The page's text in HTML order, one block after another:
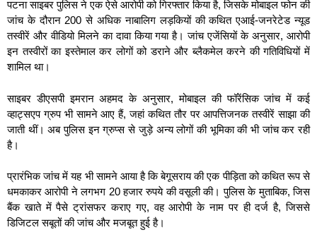
पटना साइबर पुलिस ने एक ऐसे आरोपी को गिरफ्तार किया है, जिसके मोबाइल फोन की
जांच के दौरान 200 से अधिक नाबालिग लड़कियों की कथित एआई-जनरेटेड न्यूड
तस्वीरें और वीडियो मिलने का दावा किया गया है। जांच एजेंसियों के अनुसार, आरोपी
इन तस्वीरों का इस्तेमाल कर लोगों को डराने और ब्लैकमेल करने की गतिविधियों में
शामिल था।
साइबर डीएसपी इमरान अहमद के अनुसार, मोबाइल की फॉरेंसिक जांच में कई
व्हाट्सएप ग्रुप भी सामने आए हैं, जहां कथित तौर पर आपत्तिजनक तस्वीरें साझा की
जाती थीं। अब पुलिस इन ग्रुप्स से जुड़े अन्य लोगों की भूमिका की भी जांच कर रही
है।
प्रारंभिक जांच में यह भी सामने आया है कि बेगूसराय की एक पीड़िता को कथित रूप से
धमकाकर आरोपी ने लगभग 20 हजार रुपये की वसूली की। पुलिस के मुताबिक, जिस
बैंक खाते में पैसे ट्रांसफर कराए गए, वह आरोपी के नाम पर ही दर्ज है, जिससे
डिजिटल सबूतों की जांच और मजबूत हुई है।